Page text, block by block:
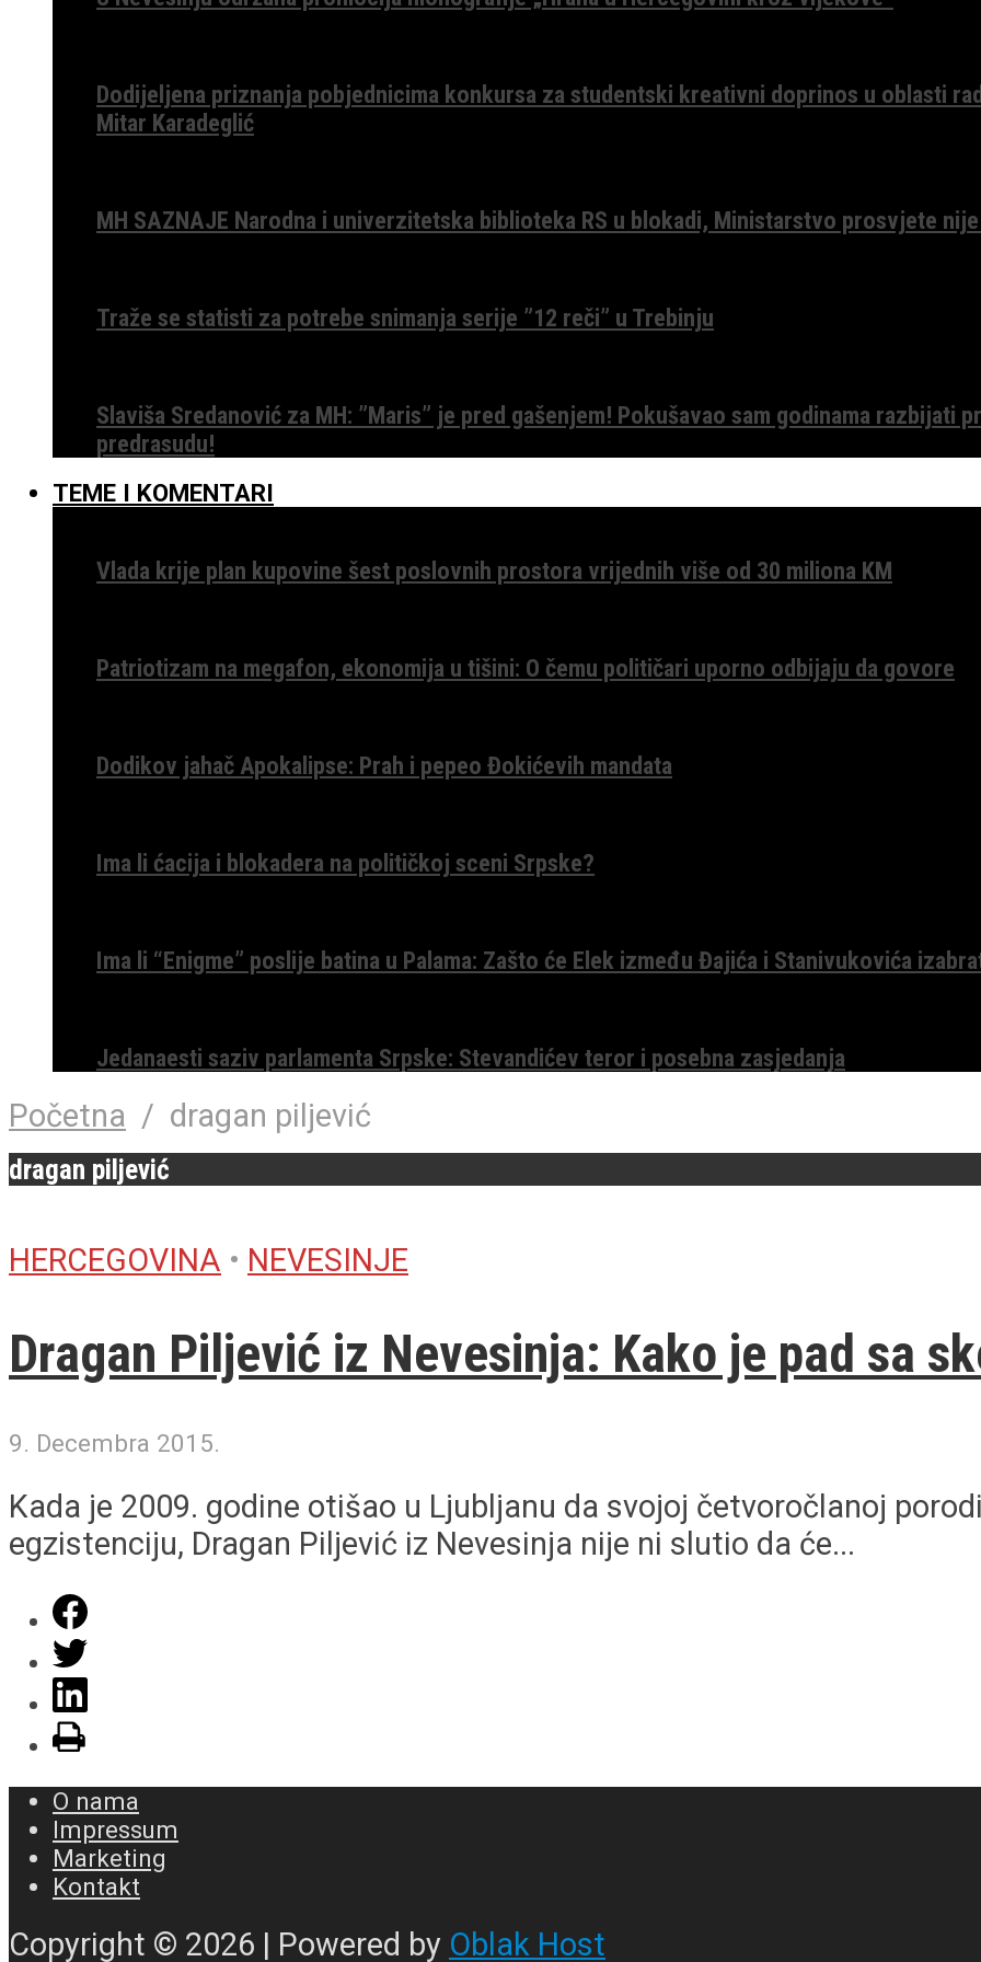
Dodijeljena priznanja pobjednicima konkursa za studentski kreativni doprinos u oblasti
Mitar Karadeglić
MH SAZNAJE Narodna i univerzitetska biblioteka RS u blokadi, Ministarstvo prosvjete nije
Traže se statisti za potrebe snimanja serije ”12 reči” u Trebinju
Slaviša Sredanović za MH: ”Maris” je pred gašenjem! Pokušavao sam godinama razbijati
predrasudu!
TEME I KOMENTARI
Vlada krije plan kupovine šest poslovnih prostora vrijednih više od 30 miliona KM
Patriotizam na megafon, ekonomija u tišini: O čemu političari uporno odbijaju da govore
Dodikov jahač Apokalipse: Prah i pepeo Đokićevih mandata
Ima li ćacija i blokadera na političkoj sceni Srpske?
Ima li “Enigme” poslije batina u Palama: Zašto će Elek između Đajića i Stanivukovića
Jedanaesti saziv parlamenta Srpske: Stevandićev teror i posebna zasjedanja
Početna / dragan piljević
dragan piljević
HERCEGOVINA • NEVESINJE
Dragan Piljević iz Nevesinja: Kako je pad sa
9. Decembra 2015.
Kada je 2009. godine otišao u Ljubljanu da svojoj četvoročlanoj
egzistenciju, Dragan Piljević iz Nevesinja nije ni slutio da će...
O nama
Impressum
Marketing
Kontakt
Copyright © 2026 | Powered by Oblak Host